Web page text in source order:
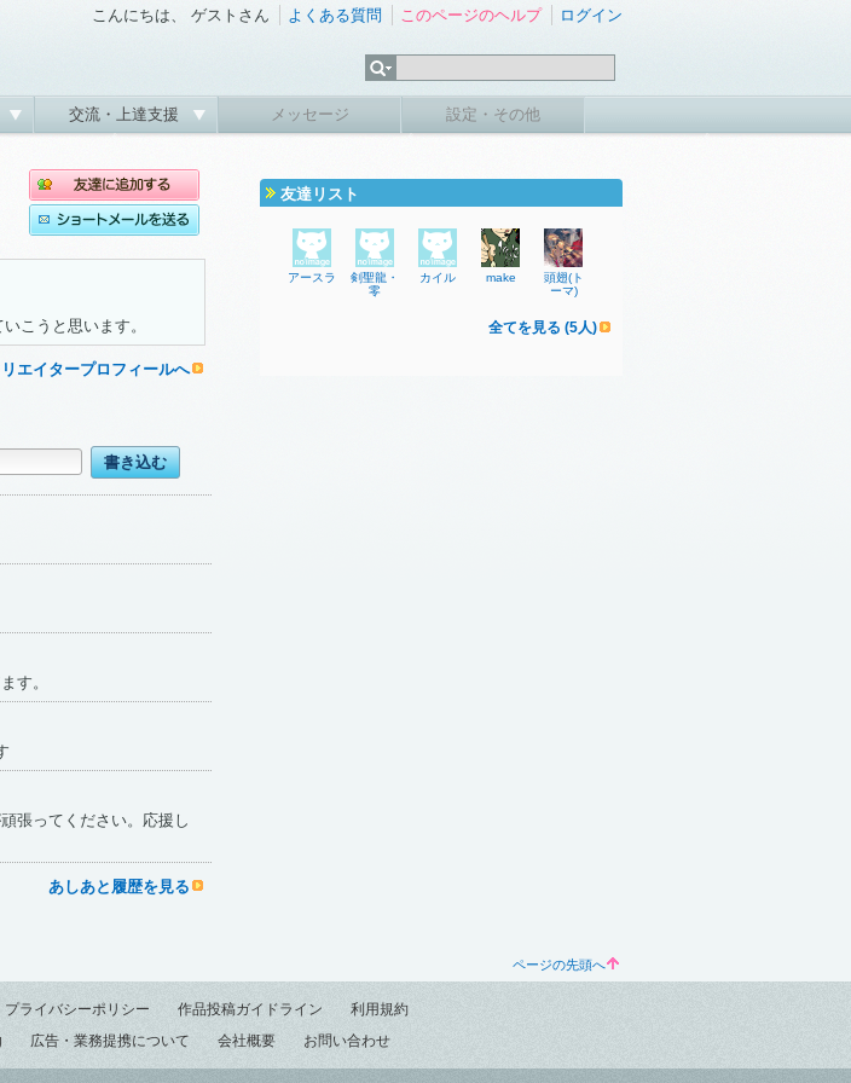
こんにちは、 ゲストさん よくある質問 このページのヘルプ ログイン
交流・上達支援 メッセージ 設定・その他
こうと思います。
エイタープロフィールへ
す。
張ってください。応援し
あしあと履歴を見る
友達リスト
アースラ
剣聖龍・
零
カイル make
頭翅(ト
ーマ)
全てを見る (5人)
ページの先頭へ
プライバシーポリシー 作品投稿ガイドライン
利用規約
広告・業務提携について 会社概要 お問い合わせ